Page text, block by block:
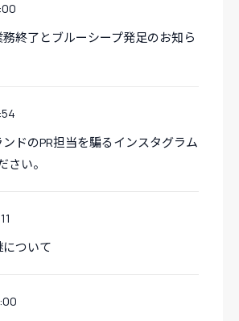
終了とブルーシープ発足のお知ら
ドのPR担当を騙るインスタグラム
さい。
ついて